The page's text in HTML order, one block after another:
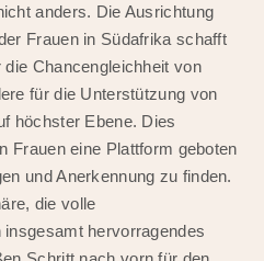
anders. Die Ausrichtung
Frauen in Südafrika schafft
Chancengleichheit von
für die Unterstützung von
höchster Ebene. Dies
Frauen eine Plattform geboten
und Anerkennung zu finden.
die volle
hervorragendes